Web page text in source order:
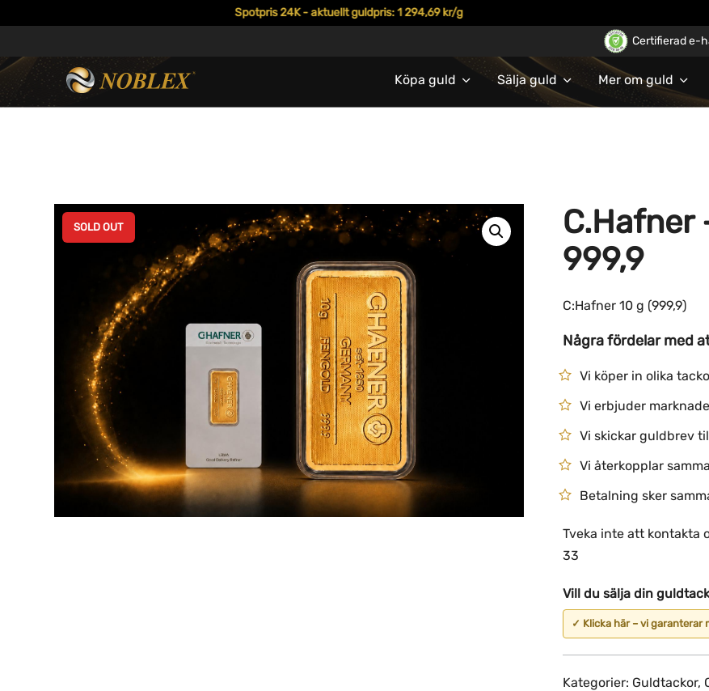
Spotpris 24K - aktuellt guldpris: 1 294,69 kr/g
Certifierad e-
Köpa guld Sälja guld Mer om guld
SOLD OUT
C.Hafner
999,9
C:Hafner 10 g (999,9)
Några fördelar med
Vi köper in olika
Vi erbjuder
Vi skickar guldbrev
Vi återkopplar
Betalning sker
Tveka inte att kontakta
33
Vill du sälja din
✓ Klicka här – vi garanterar
Kategorier: Guldtackor,